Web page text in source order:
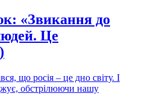
«Звикання до
Це
що росія – це дно світу. І
обстрілюючи нашу